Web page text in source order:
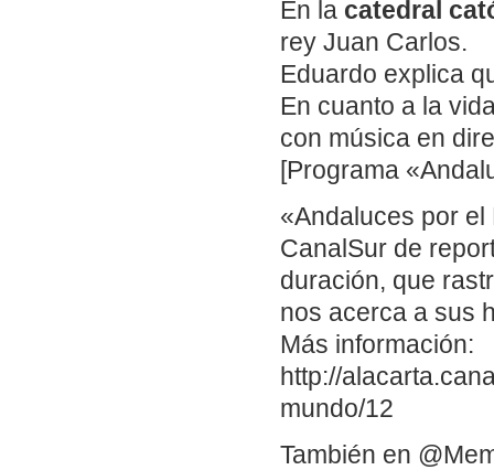
En la catedral
rey Juan Carlos.
Eduardo explica
En cuanto a la
con música en
[Programa
«Andaluces por
CanalSur de
duración, que
nos acerca a sus
Más información:
http://
mundo/12
También en